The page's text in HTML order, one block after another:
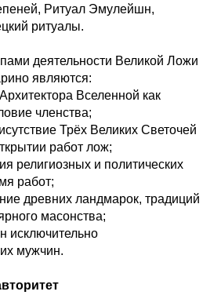
Ритуал Эмулейшн,
ритуалы.
деятельности Великой Ложи
являются:
Вселенной как
членства;
Трёх Великих Светочей
работ лож;
религиозных и политических
работ;
древних ландмарок, традиций
масонства;
исключительно
мужчин.